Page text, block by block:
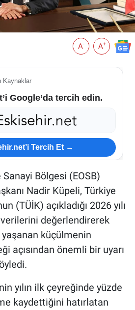
A- A+
Kaynaklar
Google’da tercih edin.
Tercih Et →
Bölgesi (EOSB)
Nadir Küpeli, Türkiye
(TÜİK) açıkladığı 2026 yılı
değerlendirerek
küçülmenin
açısından önemli bir uyarı
yılın ilk çeyreğinde yüzde
kaydettiğini hatırlatan
Saatleri